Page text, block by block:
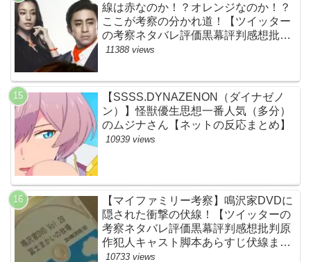
線は赤なのか！？オレンジなのか！？
ここが考察の分かれ道！【ツイッター
の考察ネタバレ評価黒幕評判感想批判
原作犯人キャスト脚本あらすじ伏線ま
11388 views
【SSSS.DYNAZENON（ダイナゼノ
ン）】怪獣優生思想一番人気（多分）
のムジナさん【ネットの反応まとめ】
10939 views
【マイファミリー考察】鳴沢家DVDに
隠された衝撃の伏線！【ツイッターの
考察ネタバレ評価黒幕評判感想批判原
作犯人キャスト脚本あらすじ伏線まと
め】
10733 views